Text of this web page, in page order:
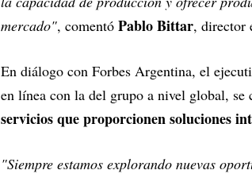
mercado", comentó Pablo Bittar, director
En diálogo con Forbes Argentina, el
en línea con la del grupo a nivel global, se
servicios que proporcionen soluciones
"Siempre estamos explorando nuevas